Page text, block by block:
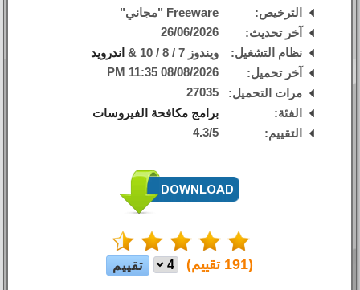
الترخيص:
Freeware "مجاني"
آخر تحديث:
26/06/2026
نظام التشغيل:
ويندوز 7 / 8 / 10 &
اندرويد
آخر تحميل:
08/08/2026 11:35 PM
مرات التحميل:
27035
الفئة:
برامج مكافحة الفيروسات
التقييم:
4.3/5
(
191 تقييم)